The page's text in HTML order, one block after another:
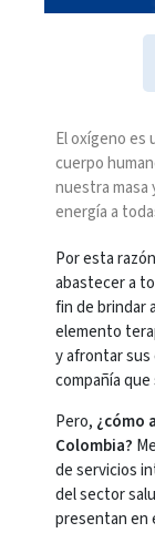
El oxígeno es
cuerpo
nuestra masa
energía a
Por esta
abastecer a
fin de brindar
elemento
y afrontar sus
compañía
Pero, ¿cómo
Colombia?
de servicios
del sector
presentan en